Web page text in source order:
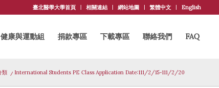
臺北醫學大學首頁 相關連結 網站地圖 繁體中文 English
健康與運動組 捐款專區 下載專區 聯絡我們 FAQ
類 / International Students PE Class Application Date:111/2/15-111/2/20